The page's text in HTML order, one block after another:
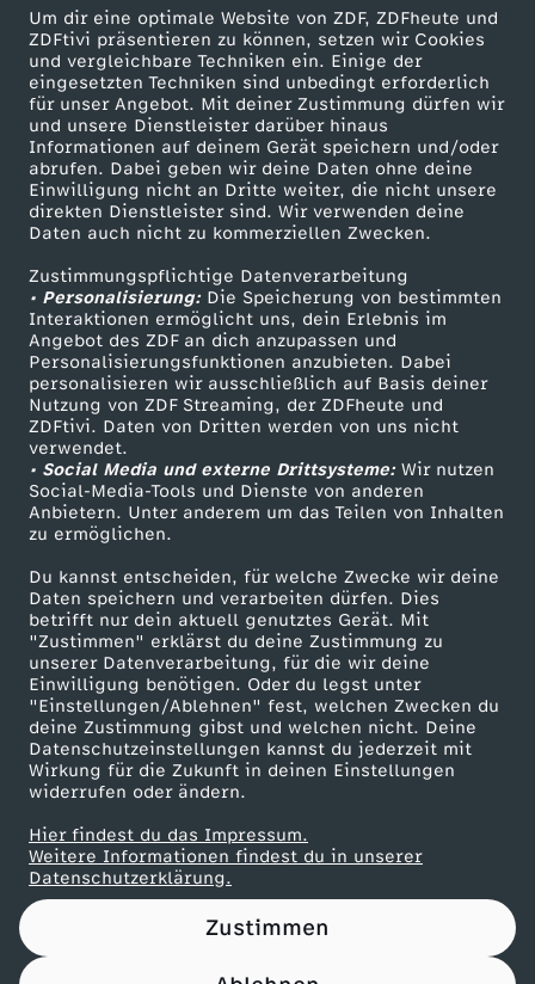
Um dir eine optimale Website von ZDF, ZDFheute und
ZDFtivi präsentieren zu können, setzen wir Cookies
und vergleichbare Techniken ein. Einige der
eingesetzten Techniken sind unbedingt erforderlich
für unser Angebot. Mit deiner Zustimmung dürfen wir
und unsere Dienstleister darüber hinaus
Informationen auf deinem Gerät speichern und/oder
abrufen. Dabei geben wir deine Daten ohne deine
Einwilligung nicht an Dritte weiter, die nicht unsere
direkten Dienstleister sind. Wir verwenden deine
Daten auch nicht zu kommerziellen Zwecken.
Zustimmungspflichtige Datenverarbeitung
• Personalisierung:Die Speicherung von bestimmten
Interaktionen ermöglicht uns, dein Erlebnis im
Angebot des ZDF an dich anzupassen und
Personalisierungsfunktionen anzubieten. Dabei
personalisieren wir ausschließlich auf Basis deiner
Nutzung von ZDF Streaming, der ZDFheute und
ZDFtivi. Daten von Dritten werden von uns nicht
verwendet.
• Social Media und externe Drittsysteme:Wir nutzen
Social-Media-Tools und Dienste von anderen
Anbietern. Unter anderem um das Teilen von Inhalten
zu ermöglichen.
Du kannst entscheiden, für welche Zwecke wir deine
Daten speichern und verarbeiten dürfen. Dies
betrifft nur dein aktuell genutztes Gerät. Mit
"Zustimmen" erklärst du deine Zustimmung zu
unserer Datenverarbeitung, für die wir deine
Einwilligung benötigen. Oder du legst unter
"Einstellungen/Ablehnen" fest, welchen Zwecken du
deine Zustimmung gibst und welchen nicht. Deine
Datenschutzeinstellungen kannst du jederzeit mit
Wirkung für die Zukunft in deinen Einstellungen
widerrufen oder ändern.
Hier findest du das Impressum.
Weitere Informationen findest du in unserer
Datenschutzerklärung.
Zustimmen
g
e
w
i
n
n
t
W
U
M
M
S
-
P
r
e
Mehr ZDF
ZDF-Apps
Smart TV
ZDFtext
Livestreams
Sendungen A-Z
TV-Programm
Service
ZDFmitreden
Kontakt zum ZDF
Tickets
Zuschauerservice
Hilfe
ZDF Unternehmen
Karriere
ZDF goes Schule
Werbefernsehen
Mainzelmännchen
Partner